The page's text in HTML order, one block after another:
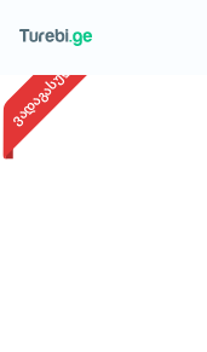
ვადაგასული